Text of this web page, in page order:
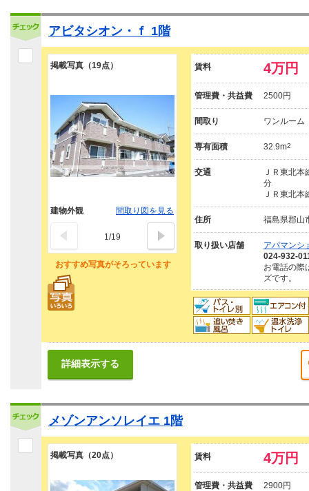
アビタシオン・ｆ 1階
掲載写真（19点）
おすすめ写真がそろっています
建物外観 間取り図を見る
1/19
賃料 4万円
管理費・共益費 2500円
間取り ワンルーム
専有面積 32.9m2
交通
ＪＲ東北
分
ＪＲ東北
住所 福島県郡山
取り扱い店舗
アパマンシ
024-932-
お電話の際
ズです。
詳細表示する
メゾンアンソレイエ 1階
掲載写真（20点） 賃料 4万円
管理費・共益費 2900円